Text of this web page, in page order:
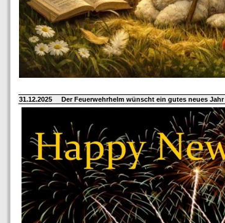
31.12.2025 Der Feuerwehrhelm wünscht ein gutes neues Jahr